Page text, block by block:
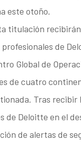
este otoño.
titulación
profesionales de
Global de
de cuatro
Tras
de Deloitte en el
de alertas de